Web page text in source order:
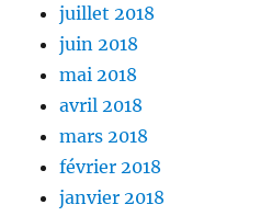
juillet 2018
juin 2018
mai 2018
avril 2018
mars 2018
février 2018
janvier 2018